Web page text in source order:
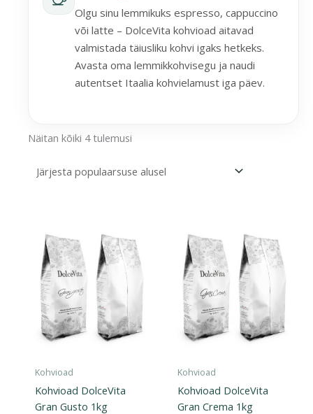
Olgu sinu lemmikuks espresso, cappuccino
või latte – DolceVita kohvioad aitavad
valmistada täiusliku kohvi igaks hetkeks.
Avasta oma lemmikkohvisegu ja naudi
autentset Itaalia kohvielamust iga päev.
Näitan kõiki 4 tulemusi
Kohvioad
Kohvioad DolceVita
Gran Gusto 1kg
Kohvioad
Kohvioad DolceVita
Gran Crema 1kg